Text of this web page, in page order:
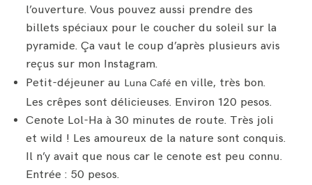
l’ouverture. Vous pouvez aussi prendre des
billets spéciaux pour le coucher du soleil sur la
pyramide. Ça vaut le coup d’après plusieurs avis
reçus sur mon Instagram.
Petit-déjeuner au Luna Café en ville, très bon.
Les crêpes sont délicieuses. Environ 120 pesos.
Cenote Lol-Ha à 30 minutes de route. Très joli
et wild ! Les amoureux de la nature sont conquis.
Il n’y avait que nous car le cenote est peu connu.
Entrée : 50 pesos.